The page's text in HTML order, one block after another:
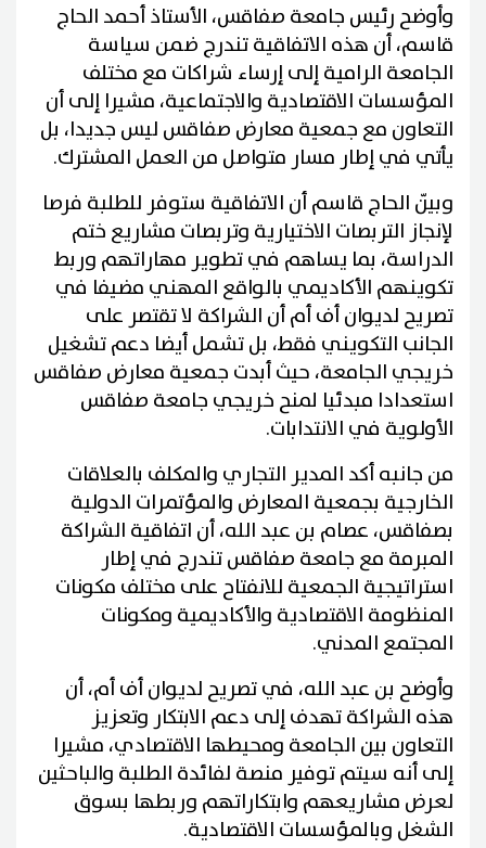
وأوضح رئيس جامعة صفاقس، الأستاذ أحمد الحاج
قاسم، أن هذه الاتفاقية تندرج ضمن سياسة
الجامعة الرامية إلى إرساء شراكات مع مختلف
المؤسسات الاقتصادية والاجتماعية، مشيرا إلى أن
التعاون مع جمعية معارض صفاقس ليس جديدا، بل
يأتي في إطار مسار متواصل من العمل المشترك.
وبيّن الحاج قاسم أن الاتفاقية ستوفر للطلبة فرصا
لإنجاز التربصات الاختيارية وتربصات مشاريع ختم
الدراسة، بما يساهم في تطوير مهاراتهم وربط
تكوينهم الأكاديمي بالواقع المهني مضيفا في
تصريح لديوان أف أم أن الشراكة لا تقتصر على
الجانب التكويني فقط، بل تشمل أيضا دعم تشغيل
خريجي الجامعة، حيث أبدت جمعية معارض صفاقس
استعدادا مبدئيا لمنح خريجي جامعة صفاقس
الأولوية في الانتدابات.
من جانبه أكد المدير التجاري والمكلف بالعلاقات
الخارجية بجمعية المعارض والمؤتمرات الدولية
بصفاقس، عصام بن عبد الله، أن اتفاقية الشراكة
المبرمة مع جامعة صفاقس تندرج في إطار
استراتيجية الجمعية للانفتاح على مختلف مكونات
المنظومة الاقتصادية والأكاديمية ومكونات
المجتمع المدني.
وأوضح بن عبد الله، في تصريح لديوان أف أم، أن
هذه الشراكة تهدف إلى دعم الابتكار وتعزيز
التعاون بين الجامعة ومحيطها الاقتصادي، مشيرا
إلى أنه سيتم توفير منصة لفائدة الطلبة والباحثين
لعرض مشاريعهم وابتكاراتهم وربطها بسوق
الشغل وبالمؤسسات الاقتصادية.